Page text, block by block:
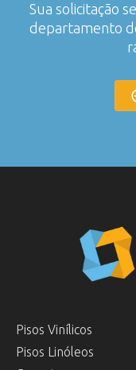
Sua solicitação
departamento
Pisos Vinílicos
Pisos Linóleos